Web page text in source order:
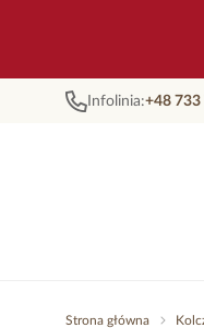
Infolinia:+48 733
Strona główna